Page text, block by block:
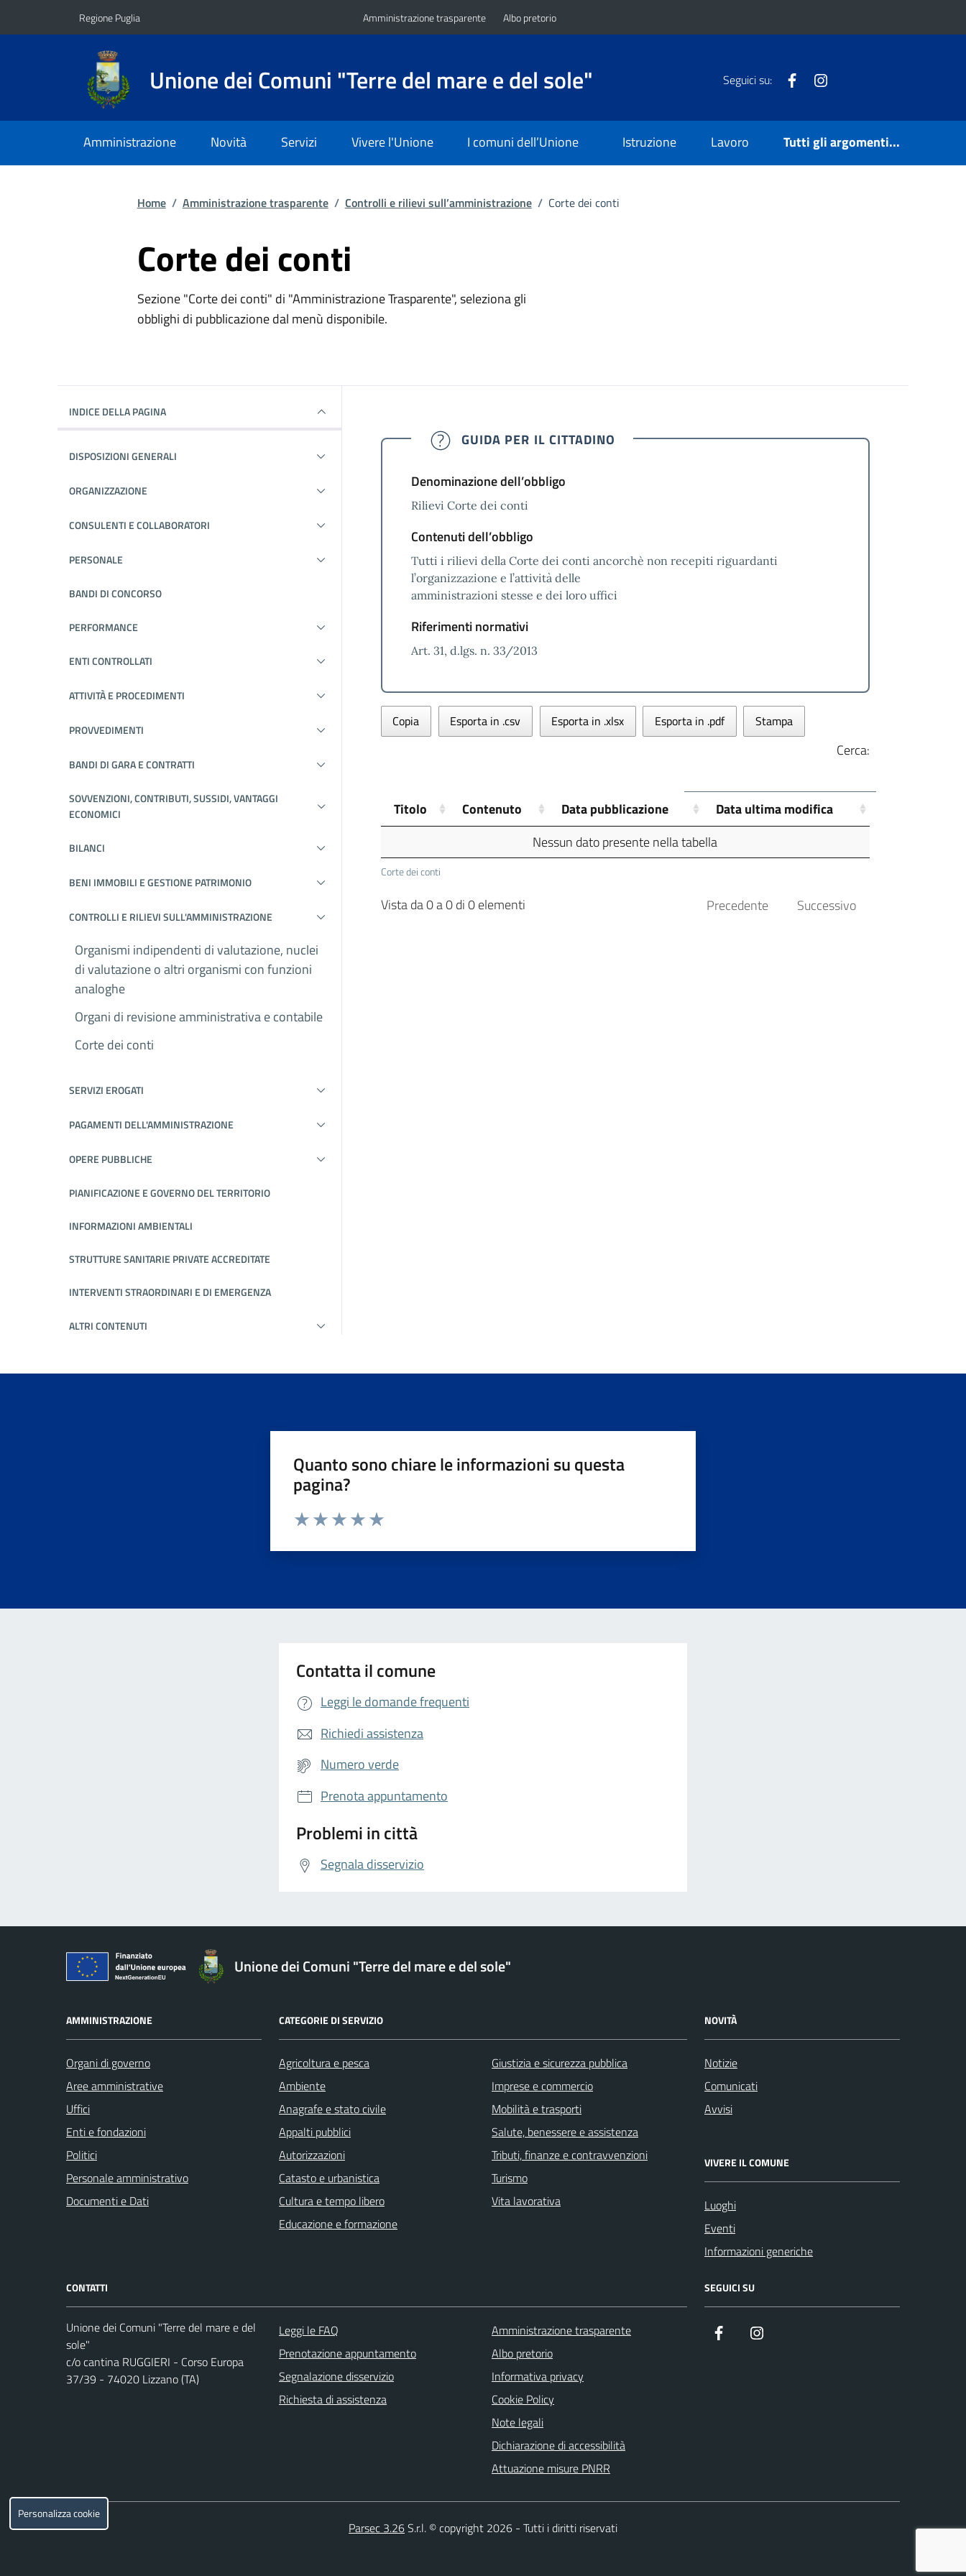
Regione Puglia Amministrazione trasparente Albo pretorio
Unione dei Comuni "Terre del mare e del sole" Seguici su: Facebook
Amministrazione Novità Servizi Vivere l'Unione I comuni dell’Unione Istruzione Lavoro Tutti gli argomenti...
Home / Amministrazione trasparente / Controlli e rilievi sull’amministrazione / Corte dei conti
Corte dei conti
Sezione "Corte dei conti" di "Amministrazione Trasparente", seleziona gli
obblighi di pubblicazione dal menù disponibile.
INDICE DELLA PAGINA
DISPOSIZIONI GENERALI
ORGANIZZAZIONE
CONSULENTI E COLLABORATORI
PERSONALE
BANDI DI CONCORSO
PERFORMANCE
ENTI CONTROLLATI
ATTIVITÀ E PROCEDIMENTI
PROVVEDIMENTI
BANDI DI GARA E CONTRATTI
SOVVENZIONI, CONTRIBUTI, SUSSIDI, VANTAGGI
ECONOMICI
BILANCI
BENI IMMOBILI E GESTIONE PATRIMONIO
CONTROLLI E RILIEVI SULL'AMMINISTRAZIONE
Organismi indipendenti di valutazione, nuclei
di valutazione o altri organismi con funzioni
analoghe
Organi di revisione amministrativa e contabile
Corte dei conti
SERVIZI EROGATI
PAGAMENTI DELL'AMMINISTRAZIONE
OPERE PUBBLICHE
PIANIFICAZIONE E GOVERNO DEL TERRITORIO
INFORMAZIONI AMBIENTALI
STRUTTURE SANITARIE PRIVATE ACCREDITATE
INTERVENTI STRAORDINARI E DI EMERGENZA
ALTRI CONTENUTI
GUIDA PER IL CITTADINO
Denominazione dell’obbligo
Rilievi Corte dei conti
Contenuti dell’obbligo
Tutti i rilievi della Corte dei conti ancorchè non recepiti riguardanti
l’organizzazione e l’attività delle
amministrazioni stesse e dei loro uffici
Riferimenti normativi
Art. 31, d.lgs. n. 33/2013
Copia Esporta in .csv Esporta in .xlsx Esporta in .pdf Stampa
Cerca:
Corte dei conti
Titolo Contenuto Data pubblicazione
Data ultima modifica
Nessun dato presente nella tabella
Vista da 0 a 0 di 0 elementi Precedente Successivo
Quanto sono chiare le informazioni su questa
pagina?
Valuta da 1 a 5 stelle la pagina
Contatta il comune
Leggi le domande frequenti
Richiedi assistenza
Numero verde
Prenota appuntamento
Problemi in città
Segnala disservizio
Unione dei Comuni "Terre del mare e del sole"
AMMINISTRAZIONE
Organi di governo
Aree amministrative
Uffici
Enti e fondazioni
Politici
Personale amministrativo
Documenti e Dati
CATEGORIE DI SERVIZIO
Agricoltura e pesca
Ambiente
Anagrafe e stato civile
Appalti pubblici
Autorizzazioni
Catasto e urbanistica
Cultura e tempo libero
Educazione e formazione
Giustizia e sicurezza pubblica
Imprese e commercio
Mobilità e trasporti
Salute, benessere e assistenza
Tributi, finanze e contravvenzioni
Turismo
Vita lavorativa
NOVITÀ
Notizie
Comunicati
Avvisi
VIVERE IL COMUNE
Luoghi
Eventi
Informazioni generiche
CONTATTI
Unione dei Comuni "Terre del mare e del
sole"
c/o cantina RUGGIERI - Corso Europa
37/39 - 74020 Lizzano (TA)
Leggi le FAQ
Prenotazione appuntamento
Segnalazione disservizio
Richiesta di assistenza
Amministrazione trasparente
Albo pretorio
Informativa privacy
Cookie Policy
Note legali
Dichiarazione di accessibilità
Attuazione misure PNRR
SEGUICI SU
Facebook
Parsec 3.26S.r.l. © copyright 2026 - Tutti i diritti riservati
Personalizza cookie